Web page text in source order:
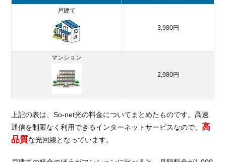
戸建て
3,980円
マンション
2,980円
上記の表は、So-net光の料金についてまとめたものです。高速
通信を制限なく利用できるインターネットサービスなので、 高
品質な光回線となっています。